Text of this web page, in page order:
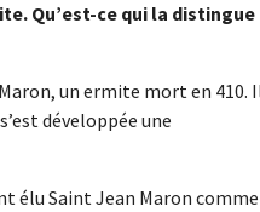
Qu’est-ce qui la distingue
un ermite mort en 410.
développée une
élu Saint Jean Maron comme